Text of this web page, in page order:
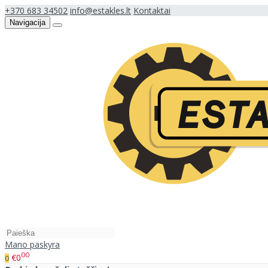
+370 683 34502 info@estakles.lt Kontaktai
Navigacija
Mano paskyra
0 €000